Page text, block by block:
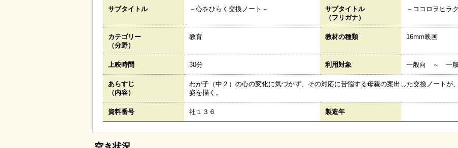
サブタイトル －心をひらく交換ノート－
サブタイトル
（フリガナ）
－ココロヲヒラ
カテゴリー
（分野）
教育 教材の種類 16mm映画
上映時間 30分 利用対象 一般向 ～ 一
あらすじ
（内容）
わが子（中２）の心の変化に気づかず、その対応に苦悩する母親の案出した交換ノートが
姿を描く。
資料番号 社１３６ 製造年